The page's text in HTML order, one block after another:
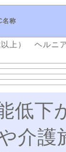
名称
以上） ヘルニ
低下
介護